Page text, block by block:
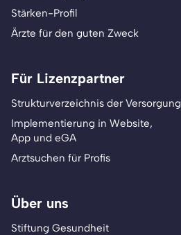
Stärken-Profil
Ärzte für den guten Zweck
Für Lizenzpartner
Strukturverzeichnis der Versorgung
Implementierung in Website,
App und eGA
Arztsuchen für Profis
Über uns
Stiftung Gesundheit